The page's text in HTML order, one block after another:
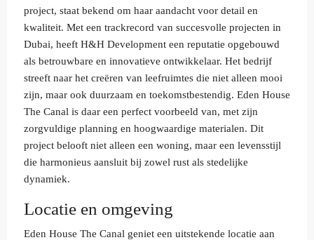
project, staat bekend om haar aandacht voor detail en
kwaliteit. Met een trackrecord van succesvolle projecten in
Dubai, heeft H&H Development een reputatie opgebouwd
als betrouwbare en innovatieve ontwikkelaar. Het bedrijf
streeft naar het creëren van leefruimtes die niet alleen mooi
zijn, maar ook duurzaam en toekomstbestendig. Eden House
The Canal is daar een perfect voorbeeld van, met zijn
zorgvuldige planning en hoogwaardige materialen. Dit
project belooft niet alleen een woning, maar een levensstijl
die harmonieus aansluit bij zowel rust als stedelijke
dynamiek.
Locatie en omgeving
Eden House The Canal geniet een uitstekende locatie aan